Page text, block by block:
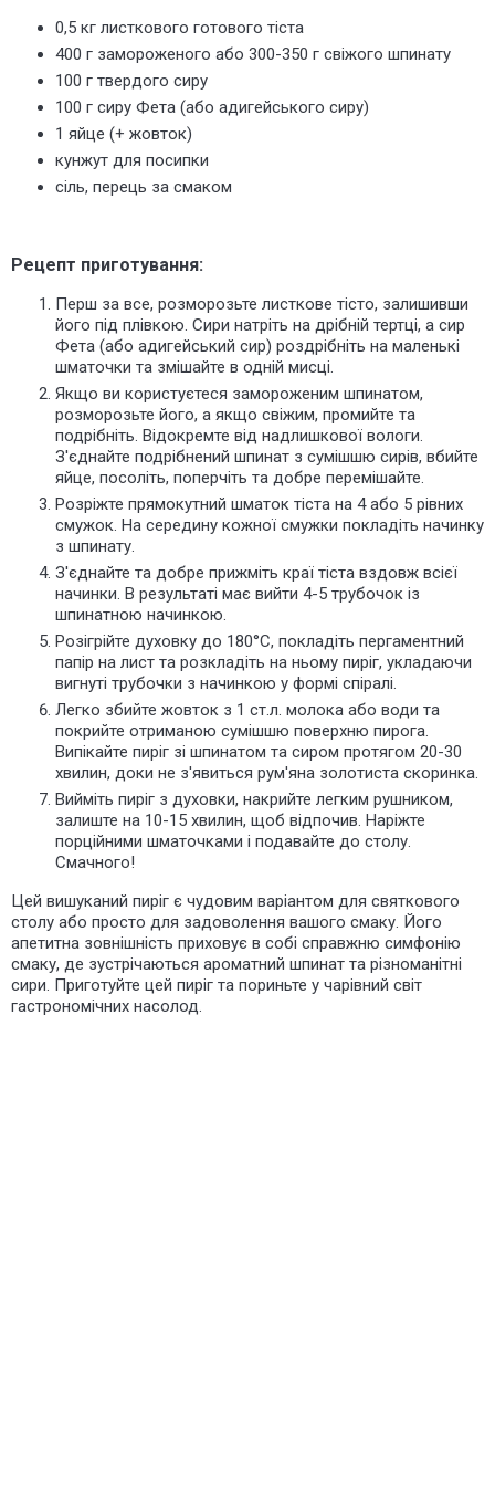
0,5 кг листкового готового тіста
400 г замороженого або 300-350 г свіжого шпинату
100 г твердого сиру
100 г сиру Фета (або адигейського сиру)
1 яйце (+ жовток)
кунжут для посипки
сіль, перець за смаком
Рецепт приготування:
Перш за все, розморозьте листкове тісто, залишивши
його під плівкою. Сири натріть на дрібній тертці, а сир
Фета (або адигейський сир) роздрібніть на маленькі
шматочки та змішайте в одній мисці.
Якщо ви користуєтеся замороженим шпинатом,
розморозьте його, а якщо свіжим, промийте та
подрібніть. Відокремте від надлишкової вологи.
З'єднайте подрібнений шпинат з сумішшю сирів, вбийте
яйце, посоліть, поперчіть та добре перемішайте.
Розріжте прямокутний шматок тіста на 4 або 5 рівних
смужок. На середину кожної смужки покладіть начинку
з шпинату.
З'єднайте та добре прижміть краї тіста вздовж всієї
начинки. В результаті має вийти 4-5 трубочок із
шпинатною начинкою.
Розігрійте духовку до 180°C, покладіть пергаментний
папір на лист та розкладіть на ньому пиріг, укладаючи
вигнуті трубочки з начинкою у формі спіралі.
Легко збийте жовток з 1 ст.л. молока або води та
покрийте отриманою сумішшю поверхню пирога.
Випікайте пиріг зі шпинатом та сиром протягом 20-30
хвилин, доки не з'явиться рум'яна золотиста скоринка
Вийміть пиріг з духовки, накрийте легким рушником,
залиште на 10-15 хвилин, щоб відпочив. Наріжте
порційними шматочками і подавайте до столу.
Смачного!
Цей вишуканий пиріг є чудовим варіантом для святкового
столу або просто для задоволення вашого смаку. Його
апетитна зовнішність приховує в собі справжню симфонію
смаку, де зустрічаються ароматний шпинат та різноманітні
сири. Приготуйте цей пиріг та пориньте у чарівний світ
гастрономічних насолод.